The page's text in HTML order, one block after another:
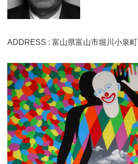
ADDRESS : 富山県富山市堀川小泉町